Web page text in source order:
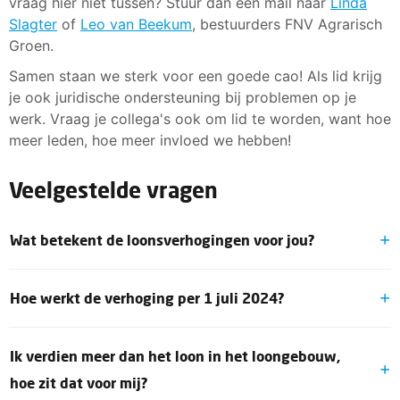
Slagter of Leo van Beekum, bestuurders FNV Agrarisch
Groen.
Samen staan we sterk voor een goede cao! Als lid krijg
je ook juridische ondersteuning bij problemen op je
werk. Vraag je collega's ook om lid te worden, want hoe
meer leden, hoe meer invloed we hebben!
Veelgestelde vragen
Wat betekent de loonsverhogingen voor jou?
stappen: op 1 juli 2024 en 1 januari 2025. Het precieze
Hoe werkt de verhoging per 1 juli 2024?
verschilt per functieschaal en trede. Bekijk het
aangepaste loongebouw om te zien wat dit voor jou
Ik verdien meer dan het loon in het loongebouw,
hoe zit dat voor mij?